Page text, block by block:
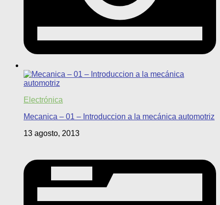
Electrónica
Mecanica – 01 – Introduccion a la mecánica automotriz
13 agosto, 2013